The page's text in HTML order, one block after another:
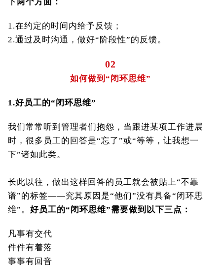
1.在约定的时间内给予反馈；
2.通过及时沟通，做好“阶段性”的反馈。
02
如何做到“闭环思维”
1.好员工的“闭环思维”
我们常常听到管理者们抱怨，当跟进某项工作进展
时，很多员工的回答是“忘了”或“等等，让我想一
下”诸如此类。
长此以往，做出这样回答的员工就会被贴上“不靠
谱”的标签——究其原因是“他们”没有具备“闭环思
维”。 好员工的“闭环思维”需要做到以下三点：
凡事有交代
件件有着落
事事有回音